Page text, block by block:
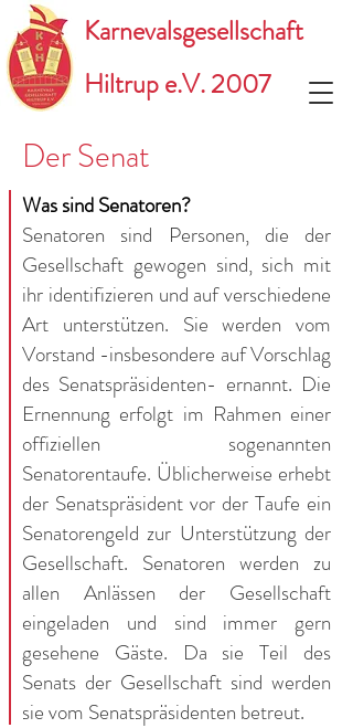
Karnevalsgesellschaft
Hiltrup e.V. 2007
Der Senat
Was sind Senatoren?
Senatoren sind Personen, die der
Gesellschaft gewogen sind, sich mit
ihr identifizieren und auf verschiedene
Art unterstützen. Sie werden vom
Vorstand -insbesondere auf Vorschlag
des Senatspräsidenten- ernannt. Die
Ernennung erfolgt im Rahmen einer
offiziellen sogenannten
Senatorentaufe. Üblicherweise erhebt
der Senatspräsident vor der Taufe ein
Senatorengeld zur Unterstützung der
Gesellschaft. Senatoren werden zu
allen Anlässen der Gesellschaft
eingeladen und sind immer gern
gesehene Gäste. Da sie Teil des
Senats der Gesellschaft sind werden
sie vom Senatspräsidenten betreut.